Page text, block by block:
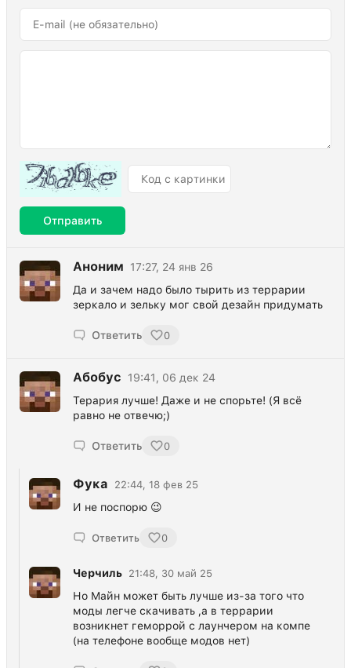
Отправить
Аноним
17:27, 24 янв 26
Да и зачем надо было тырить из террарии
зеркало и зельку мог свой дезайн придумать
Ответить 0
Абобус
19:41, 06 дек 24
Терария лучше! Даже и не спорьте! (Я всё
равно не отвечю;)
Ответить 0
Фука 22:44, 18 фев 25
И не поспорю 😉
Ответить 0
Черчиль 21:48, 30 май 25
Но Майн может быть лучше из-за того что
моды легче скачивать ,а в террарии
возникнет геморрой с лаунчером на компе
(на телефоне вообще модов нет)